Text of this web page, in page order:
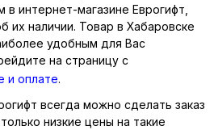
интернет-магазине Еврогифт,
их наличии. Товар в Хабаровске
удобным для Вас
на страницу с
и оплате.
всегда можно сделать заказ
низкие цены на такие